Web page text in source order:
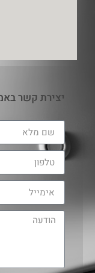
יצירת קשר